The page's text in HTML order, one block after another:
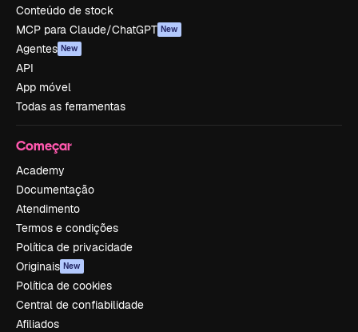
Conteúdo de stock
MCP para Claude/ChatGPT New
Agentes New
API
App móvel
Todas as ferramentas
Começar
Academy
Documentação
Atendimento
Termos e condições
Política de privacidade
Originais New
Política de cookies
Central de confiabilidade
Afiliados